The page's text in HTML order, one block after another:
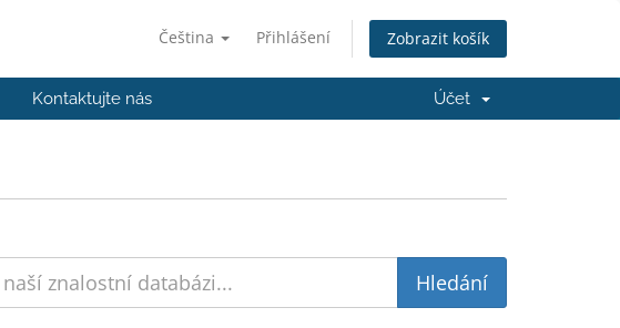
Čeština Přihlášení Zobrazit košík
Kontaktujte nás Účet